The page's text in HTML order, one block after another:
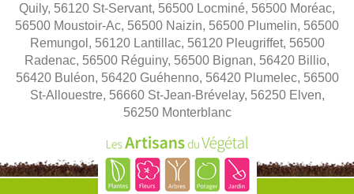
Quily, 56120 St-Servant, 56500 Locminé, 56500 Moréac,
56500 Moustoir-Ac, 56500 Naizin, 56500 Plumelin, 56500
Remungol, 56120 Lantillac, 56120 Pleugriffet, 56500
Radenac, 56500 Réguiny, 56500 Bignan, 56420 Billio,
56420 Buléon, 56420 Guéhenno, 56420 Plumelec, 56500
St-Allouestre, 56660 St-Jean-Brévelay, 56250 Elven,
56250 Monterblanc